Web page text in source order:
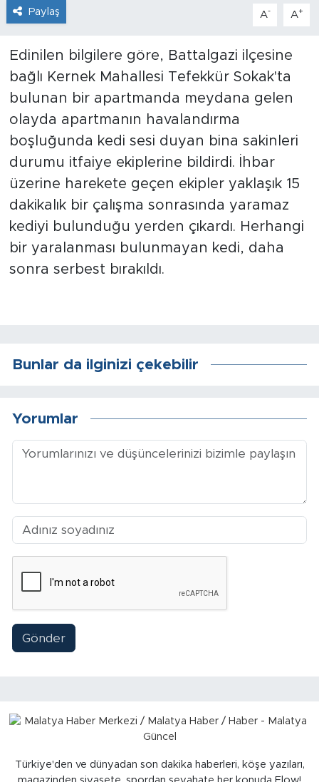
Paylaş A- A+
Edinilen bilgilere göre, Battalgazi ilçesine
bağlı Kernek Mahallesi Tefekkür Sokak'ta
bulunan bir apartmanda meydana gelen
olayda apartmanın havalandırma
boşluğunda kedi sesi duyan bina sakinleri
durumu itfaiye ekiplerine bildirdi. İhbar
üzerine harekete geçen ekipler yaklaşık 15
dakikalık bir çalışma sonrasında yaramaz
kediyi bulunduğu yerden çıkardı. Herhangi
bir yaralanması bulunmayan kedi, daha
sonra serbest bırakıldı.
Bunlar da ilginizi çekebilir
Yorumlar
Gönder
Türkiye'den ve dünyadan son dakika haberleri, köşe yazıları,
magazinden siyasete, spordan seyahate her konuda Flow!
Doğanyol
Arapgir
Arguvan
Battalgazi
Darende
Kale
Asayiş
Siyaset
Adıyaman